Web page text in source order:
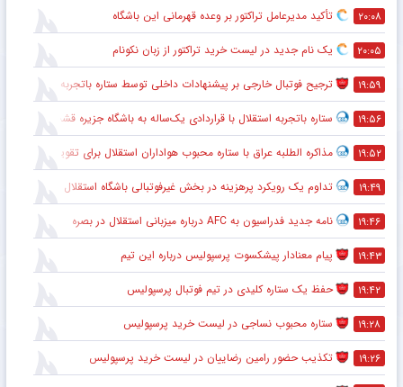
۲۰:۰۸ تأکید مدیرعامل تراکتور بر وعده قهرمانی این باشگاه
۲۰:۰۵ یک نام جدید در لیست خرید تراکتور از زبان نکونام
۱۹:۵۹ ترجیح فوتبال خارجی بر پیشنهادات داخلی توسط ستاره باتجربه
۱۹:۵۶ ستاره باتجربه استقلال با قراردادی یک‌ساله به باشگاه جزیره قشم پیوست
۱۹:۵۲ مذاکره الطلبه عراق با ستاره محبوب هواداران استقلال برای تقویت خط دفاعی
۱۹:۴۹ تداوم یک رویکرد پرهزینه در بخش غیرفوتبالی باشگاه استقلال
۱۹:۴۶ نامه جدید فدراسیون به AFC درباره میزبانی استقلال در بصره
۱۹:۴۳ پیام معنادار پیشکسوت پرسپولیس درباره این تیم
۱۹:۴۲ حفظ یک ستاره کلیدی در تیم فوتبال پرسپولیس
۱۹:۲۸ ستاره محبوب نساجی در لیست خرید پرسپولیس
۱۹:۲۶ تکذیب حضور رامین رضاییان در لیست خرید پرسپولیس